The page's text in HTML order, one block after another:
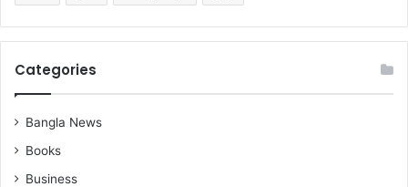
Categories
Bangla News
Books
Business